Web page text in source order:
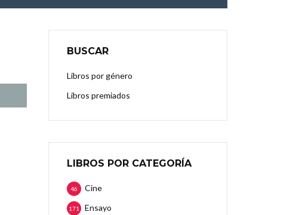
BUSCAR
Libros por género
Libros premiados
LIBROS POR CATEGORÍA
Cine
46
Ensayo
171